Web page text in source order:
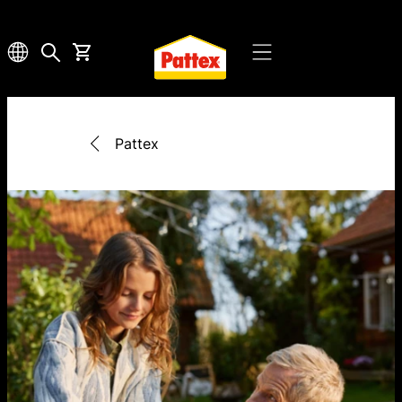
Pattex